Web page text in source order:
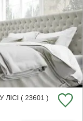
( 23601 )